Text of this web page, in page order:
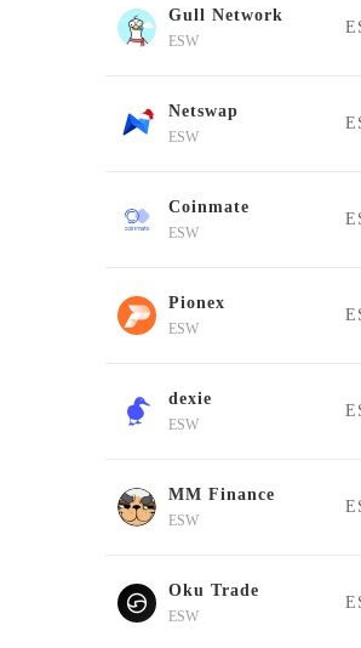
Gull Network
ESW
Netswap
ESW
Coinmate
ESW
Pionex
ESW
dexie
ESW
MM Finance
ESW
Oku Trade
ESW